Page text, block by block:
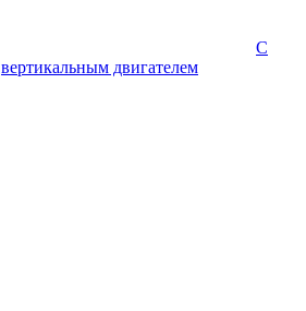
С
вертикальным двигателем